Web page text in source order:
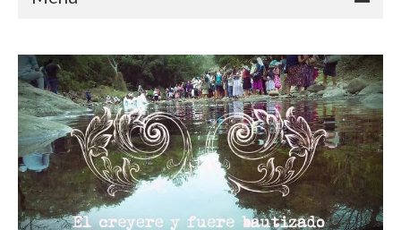
Biblioteca ES
Contáctenos